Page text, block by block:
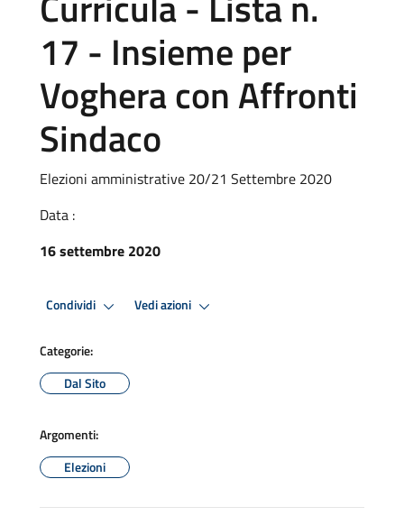
17 - Insieme per
Voghera con Affronti
Sindaco
Elezioni amministrative 20/21 Settembre 2020
Data :
16 settembre 2020
Condividi Vedi azioni
Categorie:
Dal Sito
Argomenti:
Elezioni